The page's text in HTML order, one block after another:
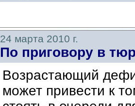
24 марта 2010 г.
По приговору в
Возрастающий
может привести к